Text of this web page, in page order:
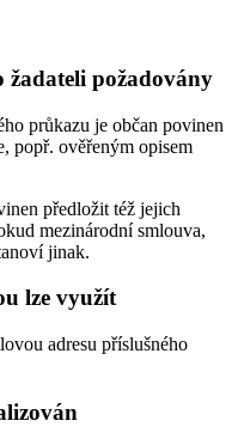
žadateli požadovány
průkazu je občan povinen
popř. ověřeným opisem
předložit též jejich
mezinárodní smlouva,
jinak.
lze využít
adresu příslušného